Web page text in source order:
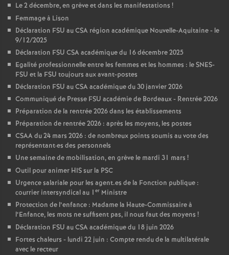
Le 2 décembre, en grève et dans les manifestations !
Femmage à Lison
Déclaration FSU au CSA région académique Nouvelle-Aquitaine - le
9/12/2025
Déclaration FSU CSA académique du 16 décembre 2025
Egalité professionnelle entre les femmes et les hommes : le SNES-
FSU et la FSU toujours aux avant-postes
Déclaration FSU au CSA académique du 30 janvier 2026
Communiqué de Presse FSU académie de Bordeaux - Rentrée 2026
Préparation de la rentrée 2026 dans les établissements
Préparation de rentrée 2026 : après les moyens, les postes
CSAA du 24 mars 2026 : de nombreux points soumis au vote des
représentant·es des personnels
Une semaine de mobilisation, en grève le mardi 31 mars !
Outil pour animer HIS sur la PSC
Urgence salariale pour les agent.es de la Fonction publique :
courrier intersyndical au 1 er Ministre
Protection de l’enfance : Madame la Haute-Commissaire à
l’Enfance, les mots ne suffisent pas, il nous faut des moyens !
Déclaration FSU au CSA académique du 18 juin 2026
Fortes chaleurs - lundi 22 juin : Compte rendu de la multilatérale
avec le recteur